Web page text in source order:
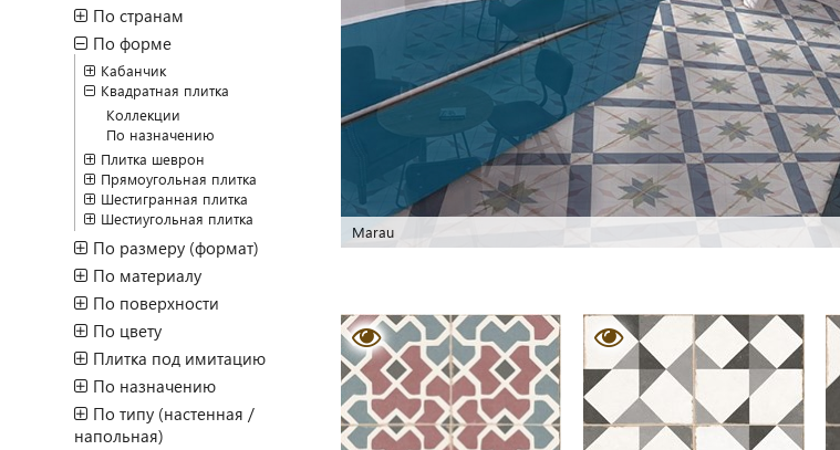
По странам
По форме
Кабанчик
Квадратная плитка
Коллекции
По назначению
Плитка шеврон
Прямоугольная плитка
Шестигранная плитка
Шестиугольная плитка
По размеру (формат)
По материалу
По поверхности
По цвету
Плитка под имитацию
По назначению
По типу (настенная /
напольная)
Simon